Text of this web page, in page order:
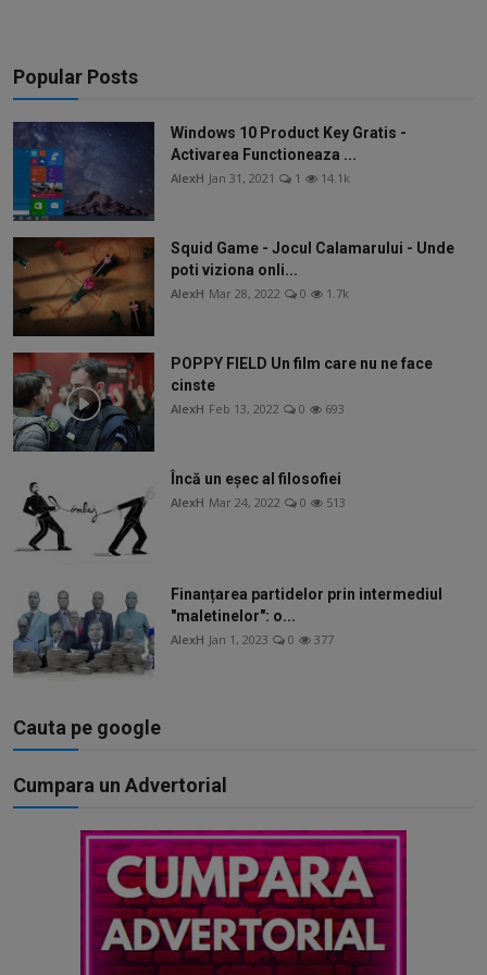
Popular Posts
Windows 10 Product Key Gratis -
Activarea Functioneaza ...
AlexH Jan 31, 2021 1 14.1k
Squid Game - Jocul Calamarului - Unde
poti viziona onli...
AlexH Mar 28, 2022 0 1.7k
POPPY FIELD Un film care nu ne face
cinste
AlexH Feb 13, 2022 0 693
Încă un eșec al filosofiei
AlexH Mar 24, 2022 0 513
Finanțarea partidelor prin intermediul
"maletinelor": o...
AlexH Jan 1, 2023 0 377
Cauta pe google
Cumpara un Advertorial